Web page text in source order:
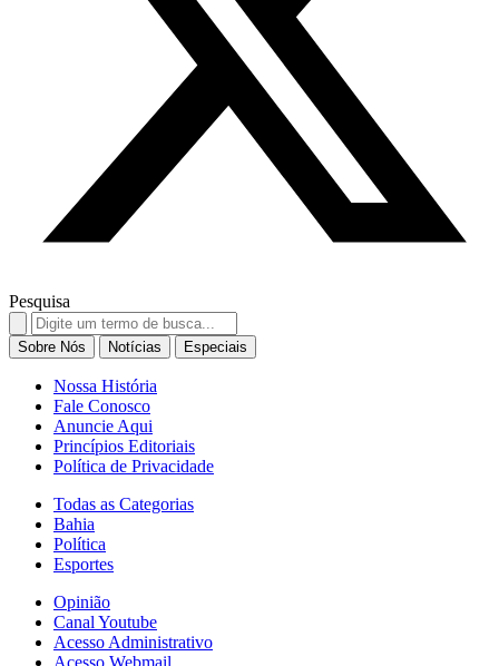
Pesquisa
Search
for:
Sobre Nós Notícias Especiais
Nossa História
Fale Conosco
Anuncie Aqui
Princípios Editoriais
Política de Privacidade
Todas as Categorias
Bahia
Política
Esportes
Opinião
Canal Youtube
Acesso Administrativo